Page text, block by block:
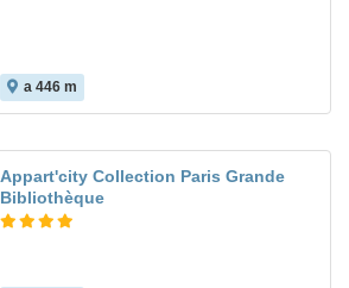
a 446 m
Appart'city Collection Paris Grande
Bibliothèque